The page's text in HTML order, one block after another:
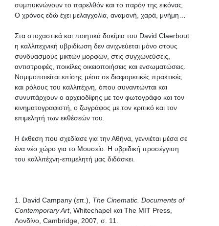
συμπυκνώνουν το παρελθόν και το παρόν της εικόνας.
Ο χρόνος εδώ έχει μελαγχολία, αναμονή, χαρά, μνήμη…
Στα στοχαστικά και ποιητικά δοκίμια του David Claerbout
η καλλιτεχνική υβριδίωση δεν ανιχνεύεται μόνο στους
συνδυασμούς μικτών μορφών, στις συγχωνεύσεις,
αντιστροφές, ποικίλες οικειοποιήσεις και ενσωματώσεις.
Νομιμοποιείται επίσης μέσα σε διαφορετικές πρακτικές
και ρόλους του καλλιτέχνη, όπου συναντώνται και
συνυπάρχουν ο αρχειοδίφης με τον φωτογράφο και τον
κινηματογραφιστή, ο ζωγράφος με τον κριτικό και τον
επιμελητή των εκθέσεών του.
Η έκθεση που σχεδίασε για την Αθήνα, γεννιέται μέσα σε
ένα νέο χώρο για το Μουσείο. Η υβριδική προσέγγιση
του καλλιτέχνη-επιμελητή μας διδάσκει.
1. David Campany (επ.), The Cinematic. Documents of
Contemporary Art, Whitechapel και The MIT Press,
Λονδίνο, Cambridge, 2007, σ. 11.